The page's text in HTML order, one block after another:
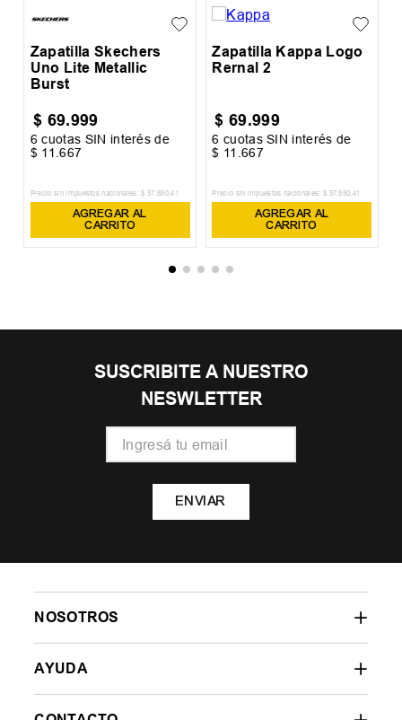
Zapatilla Skechers
Uno Lite Metallic
Burst
$ 69.999
6 cuotas SIN interés de
$ 11 .667
Precio sin impuestos nacionales: $ 57 850,41
AGREGAR AL
CARRITO
Zapatilla Kappa Logo
Rernal 2
$ 69.999
6 cuotas SIN interés de
$ 11 667
Precio sin impuestos nacionales: $ 57 .850 41
AGREGAR AL
CARRITO
SUSCRIBITE A NUESTRO
NESWLETTER
ENVIAR
NOSOTROS
AYUDA